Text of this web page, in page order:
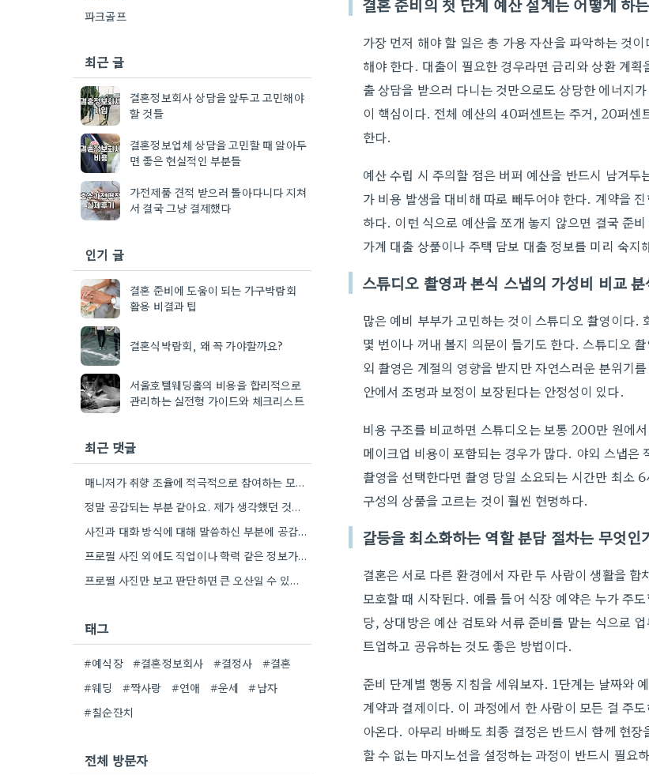
결혼 준비의 첫 단계 예산 설계는 어떻게 하
가장 먼저 해야 할 일은 총 가용 자산을 파악하는 것
해야 한다. 대출이 필요한 경우라면 금리와 상환 계
출 상담을 받으러 다니는 것만으로도 상당한 에너지
이 핵심이다. 전체 예산의 40퍼센트는 주거, 20퍼센
한다.
예산 수립 시 주의할 점은 버퍼 예산을 반드시 남겨
가 비용 발생을 대비해 따로 빼두어야 한다. 계약을
하다. 이런 식으로 예산을 쪼개 놓지 않으면 결국 준
가계 대출 상품이나 주택 담보 대출 정보를 미리 숙지
스튜디오 촬영과 본식 스냅의 가성비 비교 분
많은 예비 부부가 고민하는 것이 스튜디오 촬영이다
몇 번이나 꺼내 볼지 의문이 들기도 한다. 스튜디오
외 촬영은 계절의 영향을 받지만 자연스러운 분위기
안에서 조명과 보정이 보장된다는 안정성이 있다.
비용 구조를 비교하면 스튜디오는 보통 200만 원에
메이크업 비용이 포함되는 경우가 많다. 야외 스냅
촬영을 선택한다면 촬영 당일 소요되는 시간만 최소
구성의 상품을 고르는 것이 훨씬 현명하다.
갈등을 최소화하는 역할 분담 절차는 무엇인
결혼은 서로 다른 환경에서 자란 두 사람이 생활을
모호할 때 시작된다. 예를 들어 식장 예약은 누가 주
당, 상대방은 예산 검토와 서류 준비를 맡는 식으로
트업하고 공유하는 것도 좋은 방법이다.
준비 단계별 행동 지침을 세워보자. 1단계는 날짜와
계약과 결제이다. 이 과정에서 한 사람이 모든 걸 주
아온다. 아무리 바빠도 최종 결정은 반드시 함께 현
할 수 없는 마지노선을 설정하는 과정이 반드시 필요
파크골프
최근 글
결혼정보회사 상담을 앞두고 고민해야
할 것들
결혼정보업체 상담을 고민할 때 알아두
면 좋은 현실적인 부분들
가전제품 견적 받으러 돌아다니다 지쳐
서 결국 그냥 결제했다
인기 글
결혼 준비에 도움이 되는 가구박람회
활용 비결과 팁
결혼식박람회, 왜 꼭 가야할까요?
서울호텔웨딩홀의 비용을 합리적으로
관리하는 실전형 가이드와 체크리스트
최근 댓글
매니저가 취향 조율에 적극적으로 참여하는 모습이 인상적이네요. 특히, 불편했던 부분을 솔직하게 이야기하는 게 중요하다고 말씀하신…
정말 공감되는 부분 같아요. 제가 생각했던 것처럼, 매니저가 단순히 이상형을 찾는 것뿐 아니라, 제 실제…
사진과 대화 방식에 대해 말씀하신 부분에 공감합니다. 제가 결혼 준비하면서 비슷한 고민을 했던 경험이 있어서,…
프로필 사진 외에도 직업이나 학력 같은 정보가 중요하네요. 대화를 통해 가치관이 맞지 않으면 정말 답답할…
프로필 사진만 보고 판단하면 큰 오산일 수 있을 것 같아요. 실제 만남에서 가치관 차이 때문에…
태그
#예식장 #결혼정보회사 #결정사
#결혼
#웨딩
#짝사랑 #연애 #운세
#남자
#칠순잔치
전체 방문자